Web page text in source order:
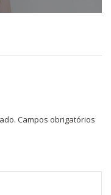
Campos obrigatórios